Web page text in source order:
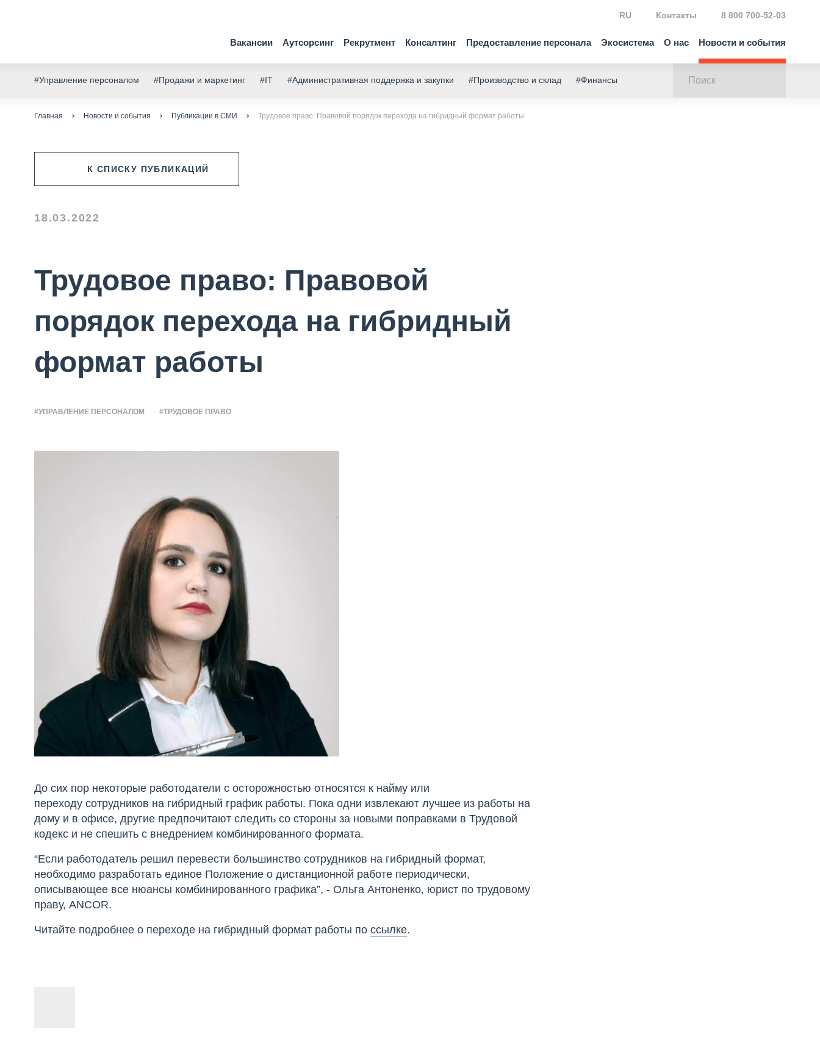
Вакансии Аутсорсинг Рекрутмент Консалтинг Предоставление персонала Экосистема О нас Новости и события
RU Контакты 8 800 700-52-03
#Управление персоналом #Продажи и маркетинг #IT #Административная поддержка и закупки #Производство и склад #Финансы
Главная Новости и события Публикации в СМИ Трудовое право: Правовой порядок перехода на гибридный формат работы
К СПИСКУ ПУБЛИКАЦИЙ
18.03.2022
Трудовое право: Правовой
порядок перехода на гибридный
формат работы
#УПРАВЛЕНИЕ ПЕРСОНАЛОМ #ТРУДОВОЕ ПРАВО
До сих пор некоторые работодатели с осторожностью относятся к найму или
переходу сотрудников на гибридный график работы. Пока одни извлекают лучшее из работы на
дому и в офисе, другие предпочитают следить со стороны за новыми поправками в Трудовой
кодекс и не спешить с внедрением комбинированного формата.
“Если работодатель решил перевести большинство сотрудников на гибридный формат,
необходимо разработать единое Положение о дистанционной работе периодически,
описывающее все нюансы комбинированного графика”, - Ольга Антоненко, юрист по трудовому
праву, ANCOR.
Читайте подробнее о переходе на гибридный формат работы поссылке.